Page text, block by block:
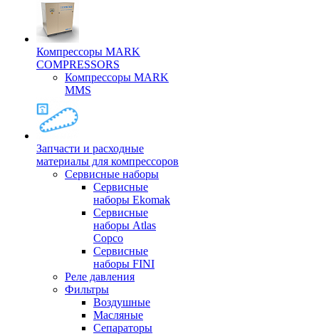
Компрессоры MARK
COMPRESSORS
Компрессоры MARK
MMS
Запчасти и расходные
материалы для компрессоров
Cервисные наборы
Сервисные
наборы Ekomak
Cервисные
наборы Atlas
Copco
Сервисные
наборы FINI
Реле давления
Фильтры
Воздушные
Масляные
Сепараторы